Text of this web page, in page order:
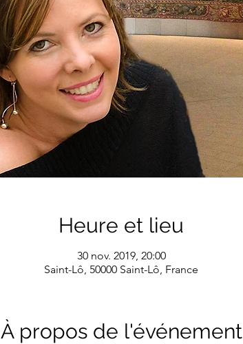
Heure et lieu
30 nov. 2019, 20:00
Saint-Lô, 50000 Saint-Lô, France
À propos de l'événement